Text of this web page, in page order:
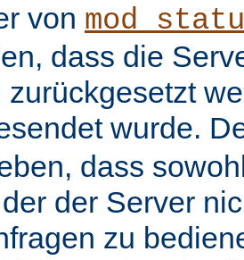
von
dass die
zurückgesetzt
wurde.
dass
der Server
zu